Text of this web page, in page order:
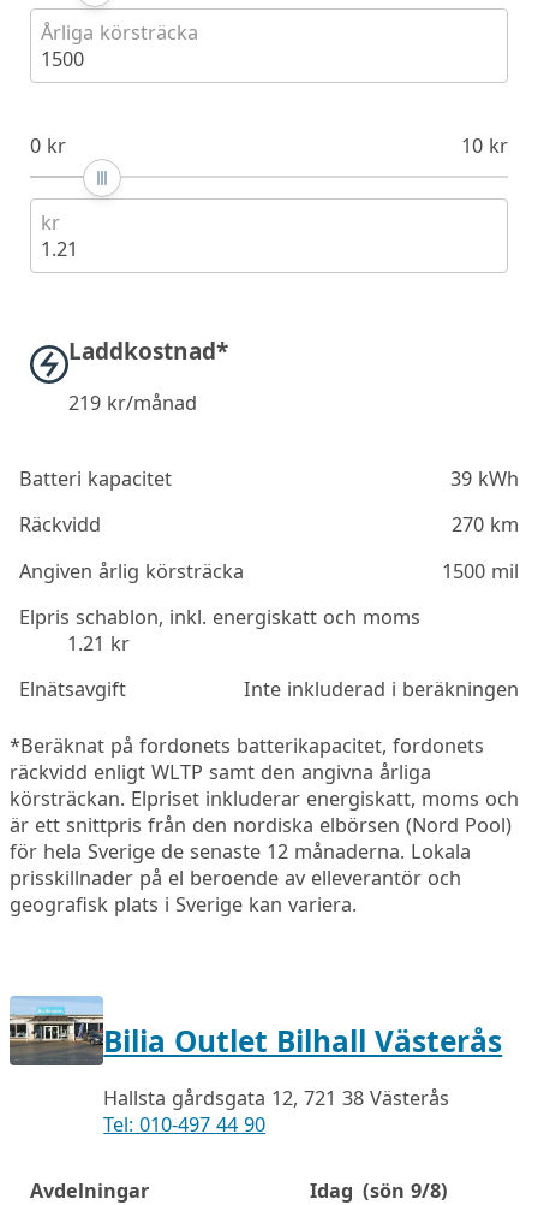
Årliga körsträcka
1500
0 kr 10 kr
kr
1.21
Laddkostnad*
219kr/månad
Batteri kapacitet
39 kWh
Räckvidd
270 km
Angiven årlig körsträcka
1500 mil
Elpris schablon, inkl. energiskatt och moms
1.21 kr
Elnätsavgift
Inte inkluderad i beräkningen
*Beräknat på fordonets batterikapacitet, fordonets
räckvidd enligt WLTP samt den angivna årliga
körsträckan. Elpriset inkluderar energiskatt, moms och
är ett snittpris från den nordiska elbörsen (Nord Pool)
för hela Sverige de senaste 12 månaderna. Lokala
prisskillnader på el beroende av elleverantör och
geografisk plats i Sverige kan variera.
Bilia Outlet Bilhall Västerås
Hallsta gårdsgata 12, 721 38 Västerås
Tel: 010-497 44 90
Avdelningar Idag (sön 9/8)